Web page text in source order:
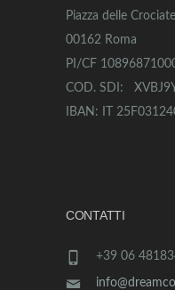
Piazza delle
00162 Roma
PI/CF
COD. SDI:
IBAN: IT
CONTATTI
+39 06